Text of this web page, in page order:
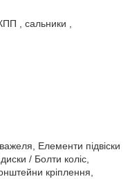
, сальники ,
Елементи підвіски
/ Болти коліс,
кріплення,